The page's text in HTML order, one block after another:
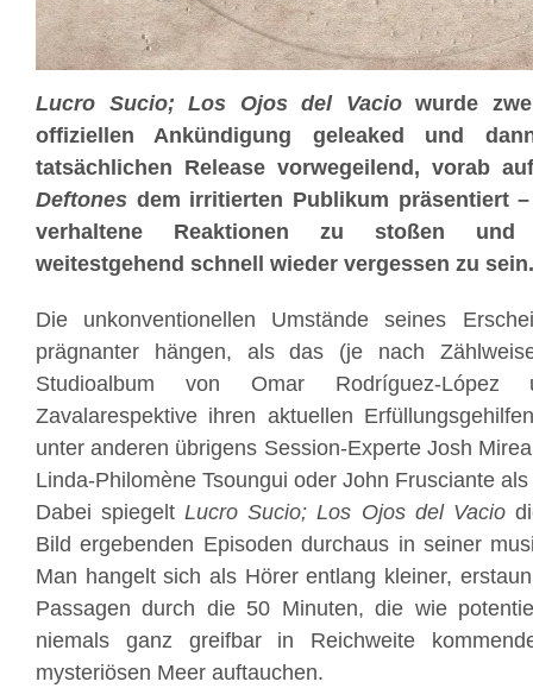
Lucro Sucio; Los Ojos del Vaciowurde
offiziellen Ankündigung geleaked und
tatsächlichen Release vorwegeilend, vorab
Deftones dem irritierten Publikum präsentiert
verhaltene Reaktionen zu stoßen und
weitestgehend schnell wieder vergessen zu sein.
Die unkonventionellen Umstände seines
prägnanter hängen, als das (je nach
Studioalbum von Omar Rodríguez-
Zavalarespektive ihren aktuellen
unter anderen übrigens Session-Experte Josh
Linda-Philomène Tsoungui oder John Frusciante
Dabei spiegeltLucro Sucio; Los Ojos del Vacio
Bild ergebenden Episoden durchaus in seiner
Man hangelt sich als Hörer entlang kleiner,
Passagen durch die 50 Minuten, die wie
niemals ganz greifbar in Reichweite
mysteriösen Meer auftauchen.